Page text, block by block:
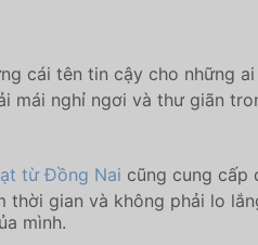
cái tên tin cậy cho những
mái nghỉ ngơi và thư giãn
từ Đồng Nai cũng cung cấp
thời gian và không phải lo
mình.